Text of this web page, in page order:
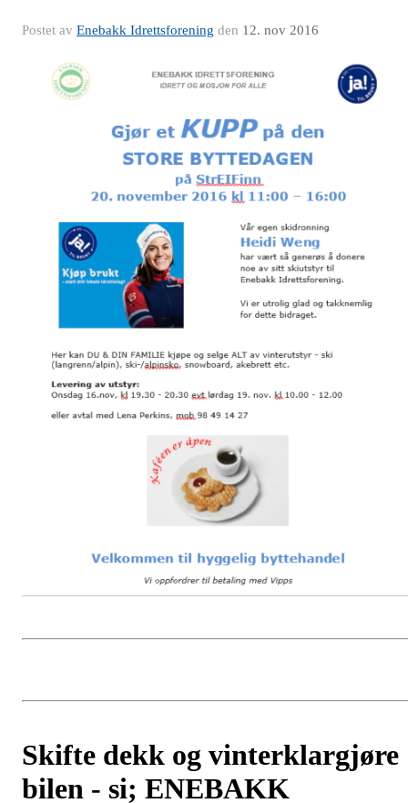
Postet av Enebakk Idrettsforening den 12. nov 2016
Skifte dekk og vinterklargjøre
bilen - si; ENEBAKK